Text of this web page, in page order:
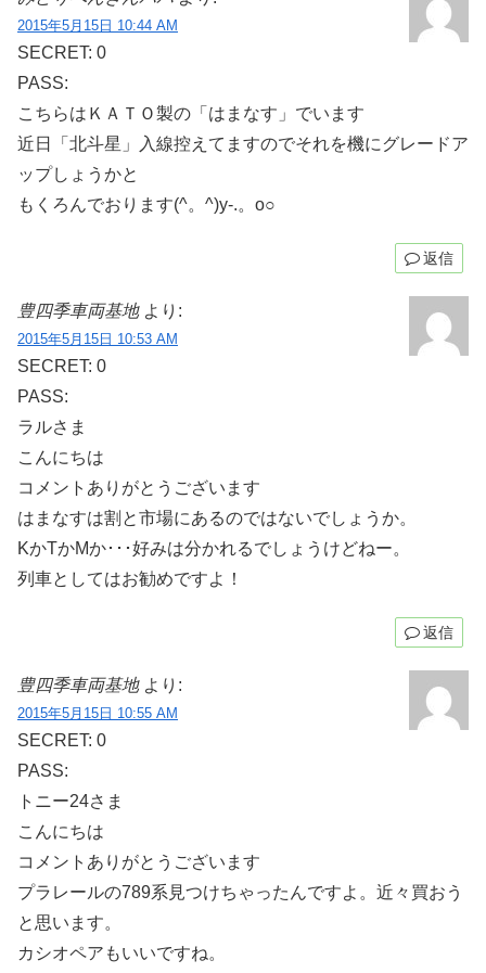
2015年5月15日 10:44 AM
SECRET: 0
PASS:
こちらはＫＡＴＯ製の「はまなす」でいます
近日「北斗星」入線控えてますのでそれを機にグレードア
ップしょうかと
もくろんでおります(^。^)y-.。o○
返信
豊四季車両基地 より:
2015年5月15日 10:53 AM
SECRET: 0
PASS:
ラルさま
こんにちは
コメントありがとうございます
はまなすは割と市場にあるのではないでしょうか。
KかTかMか･･･好みは分かれるでしょうけどねー。
列車としてはお勧めですよ！
返信
豊四季車両基地 より:
2015年5月15日 10:55 AM
SECRET: 0
PASS:
トニー24さま
こんにちは
コメントありがとうございます
プラレールの789系見つけちゃったんですよ。近々買おう
と思います。
カシオペアもいいですね。